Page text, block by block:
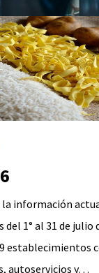
información
1° al 31 de julio
establecimientos
autoservicios y…